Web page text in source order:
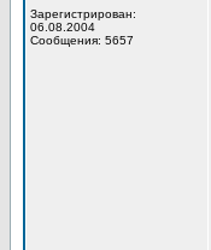
Зарегистрирован:
06.08.2004
Сообщения: 5657